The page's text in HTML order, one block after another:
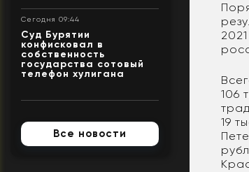
Сегодня 09:44
Суд Бурятии
конфисковал в
собственность
государства сотовый
телефон хулигана
Все новости
106
19